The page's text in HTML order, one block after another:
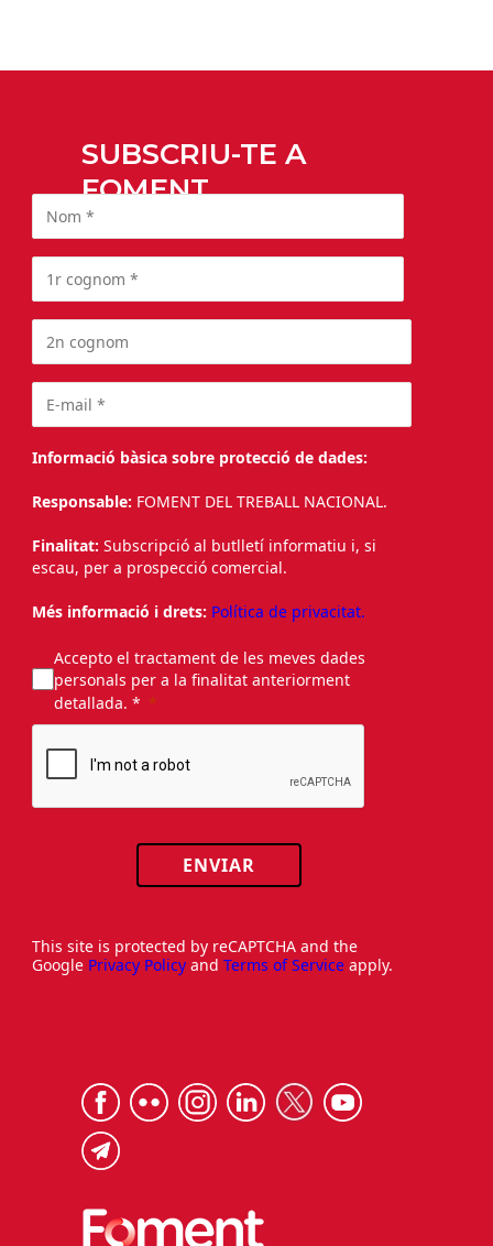
SUBSCRIU-TE A
FOMENT
Informació bàsica sobre protecció de dades:
Responsable: FOMENT DEL TREBALL NACIONAL.
Finalitat: Subscripció al butlletí informatiu i, si
escau, per a prospecció comercial.
Més informació i drets: Política de privacitat.
Accepto el tractament de les meves dades
personals per a la finalitat anteriorment
detallada. *
ENVIAR
This site is protected by reCAPTCHA and the
Google Privacy Policy and Terms of Service apply.